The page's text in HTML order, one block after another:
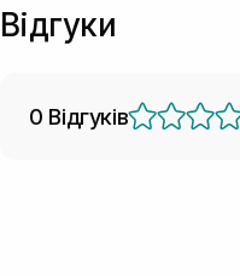
Відгуки
0 Відгуків